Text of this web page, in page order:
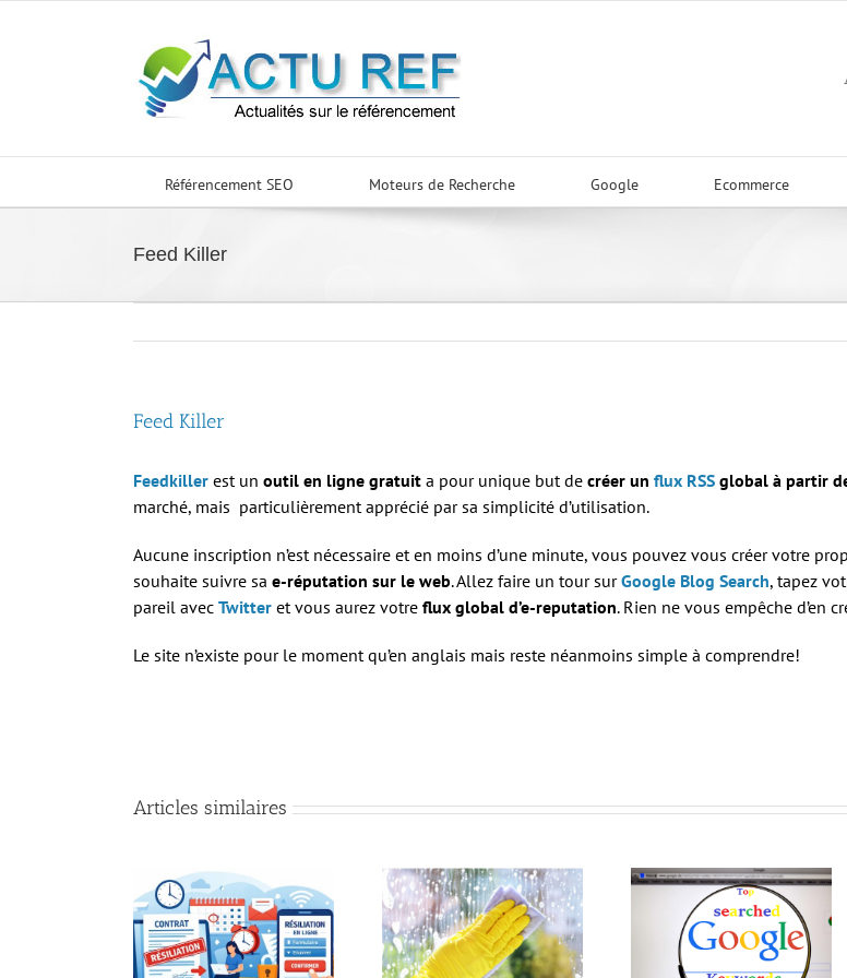
Référencement SEO Moteurs de Recherche Google Ecommerce
Feed Killer
Feed Killer
Feedkiller est un outil en ligne gratuit a pour unique but de créer un flux RSS global à partir
marché, mais particulièrement apprécié par sa simplicité d’utilisation.
Aucune inscription n’est nécessaire et en moins d’une minute, vous pouvez vous créer votre
souhaite suivre sa e-réputation sur le web. Allez faire un tour surGoogle Blog Search, tapez
pareil avec Twitter et vous aurez votre flux global d’e-reputation. Rien ne vous empêche d’en
Le site n’existe pour le moment qu’en anglais mais reste néanmoins simple à comprendre!
Articles similaires
Où peut-on commander
Vos mots-clés affichés
Software Heritage
l’archive universelle de
tous les logiciels